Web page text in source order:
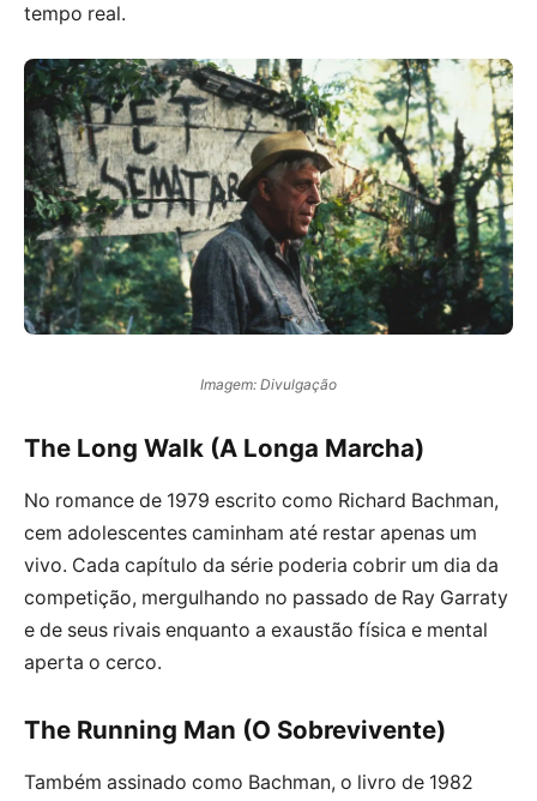
tempo real.
Imagem: Divulgação
The Long Walk (A Longa Marcha)
No romance de 1979 escrito como Richard Bachman,
cem adolescentes caminham até restar apenas um
vivo. Cada capítulo da série poderia cobrir um dia da
competição, mergulhando no passado de Ray Garraty
e de seus rivais enquanto a exaustão física e mental
aperta o cerco.
The Running Man (O Sobrevivente)
Também assinado como Bachman, o livro de 1982